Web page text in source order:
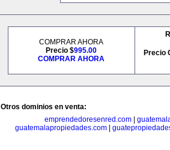
COMPRAR AHORA
Precio $995.00
COMPRAR AHORA
Precio
Otros dominios en venta:
emprendedoresenred.com|
guatemalapropiedades.com|